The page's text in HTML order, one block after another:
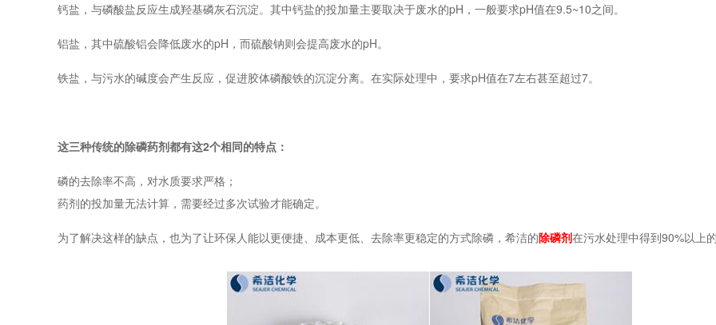
钙盐，与磷酸盐反应生成羟基磷灰石沉淀。其中钙盐的投加量主要取决于废水的pH，一般要求pH值在9.5~10之间。
铝盐，其中硫酸铝会降低废水的pH，而硫酸钠则会提高废水的pH。
铁盐，与污水的碱度会产生反应，促进胶体磷酸铁的沉淀分离。在实际处理中，要求pH值在7左右甚至超过7。
这三种传统的除磷药剂都有这2个相同的特点：
磷的去除率不高，对水质要求严格；
药剂的投加量无法计算，需要经过多次试验才能确定。
为了解决这样的缺点，也为了让环保人能以更便捷、成本更低、去除率更稳定的方式除磷，希洁的除磷剂在污水处理中得到90%以上